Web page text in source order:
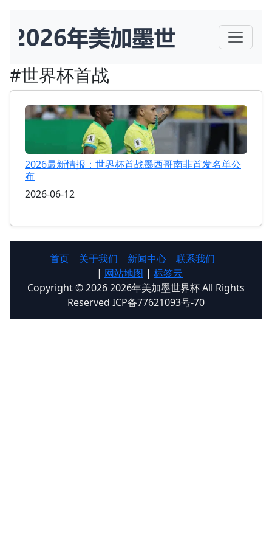
#世界杯首战
2026最新情报：世界杯首战墨西哥南非首发名单公
布
2026-06-12
首页 关于我们 新闻中心
联系我们
| 网站地图 | 标签云
Copyright © 2026 2026年美加墨世界杯 All Rights
Reserved ICP备77621093号-70